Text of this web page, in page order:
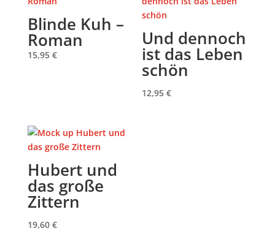
Blinde Kuh –
Roman
15,95 €
Und dennoch
ist das Leben
schön
12,95€
Hubert und
das große
Zittern
19,60 €